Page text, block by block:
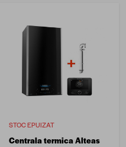
STOC EPUIZAT
Centrala termica Alteas